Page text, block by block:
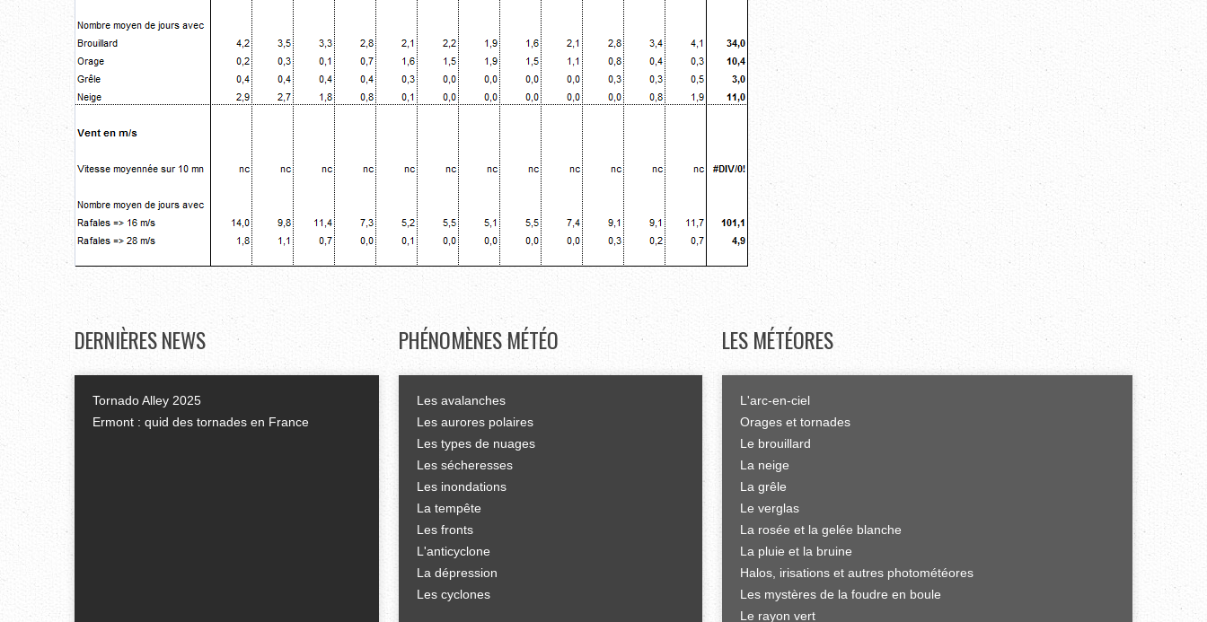
DERNIÈRESNEWS
Tornado Alley 2025
Ermont : quid des tornades en France
PHÉNOMÈNESMÉTÉO
Les avalanches
Les aurores polaires
Les types de nuages
Les sécheresses
Les inondations
La tempête
Les fronts
L'anticyclone
La dépression
Les cyclones
LES MÉTÉORES
L'arc-en-ciel
Orages et tornades
Le brouillard
La neige
La grêle
Le verglas
La rosée et la gelée blanche
La pluie et la bruine
Halos, irisations et autres photométéores
Les mystères de la foudre en boule
Le rayon vert